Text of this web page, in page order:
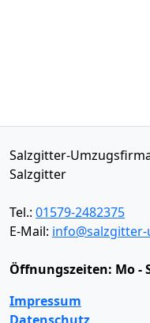
Salzgitter-
Salzgitter
Tel.: 01579-2482375
E-Mail:
Öffnungszeiten: Mo -
Impressum
Datenschutz